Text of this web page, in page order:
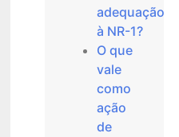
adequação
à NR-1?
O que
vale
como
ação
de